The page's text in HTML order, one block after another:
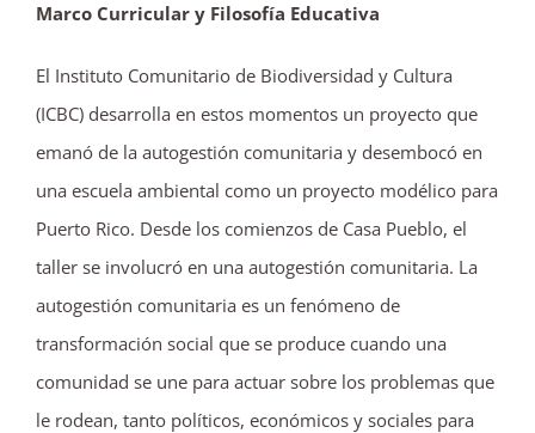
Marco Curricular y Filosofía Educativa
El Instituto Comunitario de Biodiversidad y Cultura
(ICBC) desarrolla en estos momentos un proyecto que
emanó de la autogestión comunitaria y desembocó en
una escuela ambiental como un proyecto modélico para
Puerto Rico. Desde los comienzos de Casa Pueblo, el
taller se involucró en una autogestión comunitaria. La
autogestión comunitaria es un fenómeno de
transformación social que se produce cuando una
comunidad se une para actuar sobre los problemas que
le rodean, tanto políticos, económicos y sociales para